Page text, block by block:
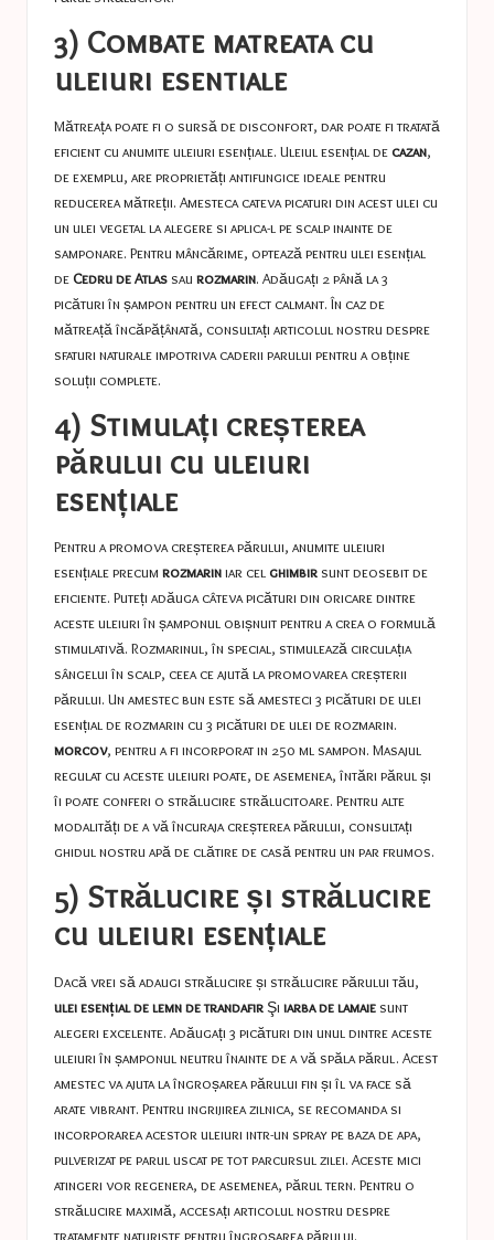
3) Combate matreata cu
uleiuri esentiale
Mătreața poate fi o sursă de disconfort, dar poate fi tratată
eficient cu anumite uleiuri esențiale. Uleiul esențial de cazan,
de exemplu, are proprietăți antifungice ideale pentru
reducerea mătreții. Amesteca cateva picaturi din acest ulei cu
un ulei vegetal la alegere si aplica-l pe scalp inainte de
samponare. Pentru mâncărime, optează pentru ulei esențial
de Cedru de Atlas sau rozmarin. Adăugați 2 până la 3
picături în șampon pentru un efect calmant. În caz de
mătreață încăpățânată, consultați articolul nostru despre
sfaturi naturale impotriva caderii parului pentru a obține
soluții complete.
4) Stimulați creșterea
părului cu uleiuri
esențiale
Pentru a promova creșterea părului, anumite uleiuri
esențiale precum rozmariniar cel ghimbir sunt deosebit de
eficiente. Puteți adăuga câteva picături din oricare dintre
aceste uleiuri în șamponul obișnuit pentru a crea o formulă
stimulativă. Rozmarinul, în special, stimulează circulația
sângelui în scalp, ceea ce ajută la promovarea creșterii
părului. Un amestec bun este să amesteci 3 picături de ulei
esențial de rozmarin cu 3 picături de ulei de rozmarin.
morcov, pentru a fi incorporat in 250 ml sampon. Masajul
regulat cu aceste uleiuri poate, de asemenea, întări părul și
îi poate conferi o strălucire strălucitoare. Pentru alte
modalități de a vă încuraja creșterea părului, consultați
ghidul nostru apă de clătire de casăpentru un par frumos.
5) Strălucire și strălucire
cu uleiuri esențiale
Dacă vrei să adaugi strălucire și strălucire părului tău,
ulei esențial de lemn de trandafirŞi iarba de lamaie sunt
alegeri excelente. Adăugați 3 picături din unul dintre aceste
uleiuri în șamponul neutru înainte de a vă spăla părul. Acest
amestec va ajuta la îngroșarea părului fin și îl va face să
arate vibrant. Pentru ingrijirea zilnica, se recomanda si
incorporarea acestor uleiuri intr-un spray pe baza de apa,
pulverizat pe parul uscat pe tot parcursul zilei. Aceste mici
atingeri vor regenera, de asemenea, părul tern. Pentru o
strălucire maximă, accesați articolul nostru despre
tratamente naturiste pentru îngroșarea părului.